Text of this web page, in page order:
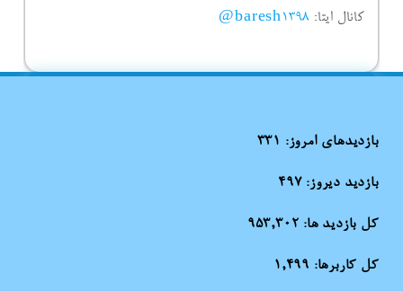
کانال ایتا: baresh1398@
بازدیدهای امروز: 331
بازدید دیروز:497
کل بازدید ها: 953,302
کل کاربرها: 1,499